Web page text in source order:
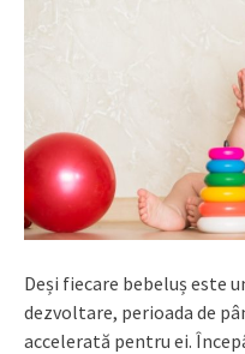
Deși fiecare bebeluș este
dezvoltare, perioada de
accelerată pentru ei.